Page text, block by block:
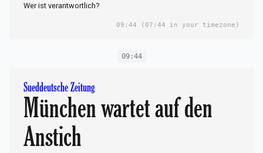
Wer ist verantwortlich?
09:44 (07:44 in your timezone)
09:44
Sueddeutsche Zeitung
München wartet auf den
Anstich